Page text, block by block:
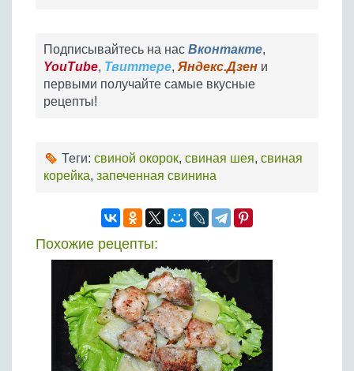
Подписывайтесь на нас Вконтакте,
YouTube, Твиттере, Яндекс.Дзен и
первыми получайте самые вкусные
рецепты!
Теги: свиной окорок, свиная шея, свиная
корейка, запеченная свинина
Похожие рецепты: